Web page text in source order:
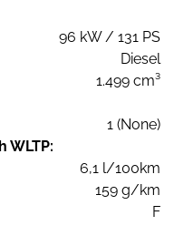
96 kW / 131 PS
Diesel
1.499 cm³
1 (None)
WLTP:
6,1 l/100km
159 g/km
F